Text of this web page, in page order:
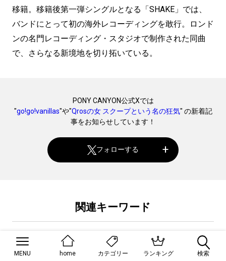
移籍。移籍後第一弾シングルとなる「SHAKE」では、
バンドにとって初の海外レコーディングを敢行。ロンド
ンの名門レコーディング・スタジオで制作された同曲
で、さらなる新境地を切り拓いている。
PONY CANYON公式Xでは
"go!go!vanillas"や"Qrosの女 ​​スクープという名の狂気" の新着記
事をお知らせしています！
フォローする
関連キーワード
go!go!vanillas Qrosの女 ​​スクープという名の狂気
MENU home カテゴリー ランキング 検索